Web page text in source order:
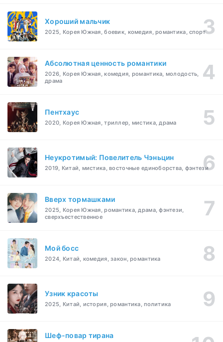
Хороший мальчик
2025, Корея Южная, боевик, комедия, романтика, спорт
Абсолютная ценность романтики
2026, Корея Южная, комедия, романтика, молодость,
драма
Пентхаус
2020, Корея Южная, триллер, мистика, драма
Неукротимый: Повелитель Чэньцин
2019, Китай, мистика, восточные единоборства, фэнтези
Вверх тормашками
2025, Корея Южная, романтика, драма, фэнтези,
сверхъестественное
Мой босс
2024, Китай, комедия, закон, романтика
Узник красоты
2025, Китай, история, романтика, политика
Шеф-повар тирана